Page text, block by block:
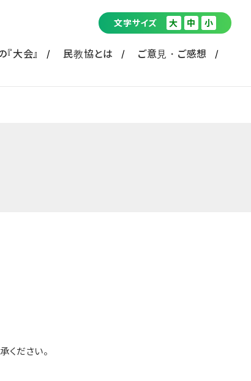
文字サイズ 大 中 小
大会』 民教協とは ご意見・ご感想
ください。